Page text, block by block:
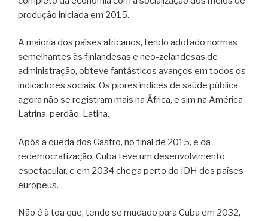
produção iniciada em 2015.
A maioria dos países africanos, tendo adotado normas
semelhantes às finlandesas e neo-zelandesas de
administração, obteve fantásticos avanços em todos os
indicadores sociais. Os piores índices de saúde pública
agora não se registram mais na África, e sim na América
Latrina, perdão, Latina.
Após a queda dos Castro, no final de 2015, e da
redemocratização, Cuba teve um desenvolvimento
espetacular, e em 2034 chega perto do IDH dos países
europeus.
Não é à toa que, tendo se mudado para Cuba em 2032,